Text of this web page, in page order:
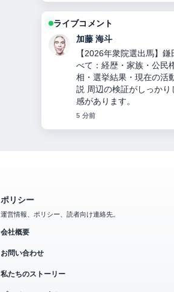
ライブコメント
加藤 海斗
【2026年衆院選出馬】
べて：経歴・家族・公民
相・選挙結果・現在の活
説 周辺の検証がしっかり
感があります。
5 分前
ポリシー
運営情報、ポリシー、読者向け連絡先。
会社概要
お問い合わせ
私たちのストーリー